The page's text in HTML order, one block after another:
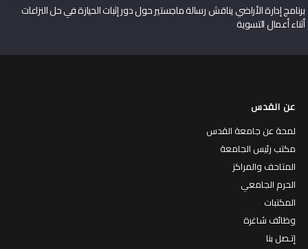
برنامج إدارة الأراضي يناقش رسالة ماجستير حول دور إثبات الحيازة في حل النزاعات
أثناء أعمال التسوية
عن القدس
لمحة عن جامعة القدس
مكتب رئيس الجامعة
المتاحف والمراكز
الحرم الجامعي
المكتبات
وظائف شاغرة
إتـصل بنا